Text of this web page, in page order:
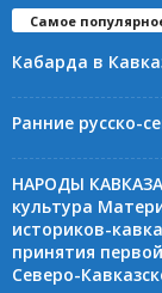
Самое
Кабарда в
Ранние русско-
НАРОДЫ КАВКАЗА
культура
историков-
принятия
Северо-